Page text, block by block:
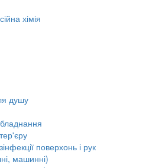
хімія
душу
поверхонь і рук
машинні)